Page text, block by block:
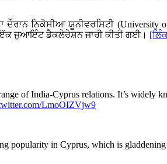
ਨਿਕੋਸੀਆ ਯੂਨੀਵਰਸਿਟੀ
ਜੁਆਇੰਟ ਡੈਕਲੇਰੇਸ਼ਨ ਜਾਰੀ ਕੀਤੀ ਗਈ।
of India-Cyprus relations. It’s widely
LmoOIZVjw9
popularity in Cyprus, which is